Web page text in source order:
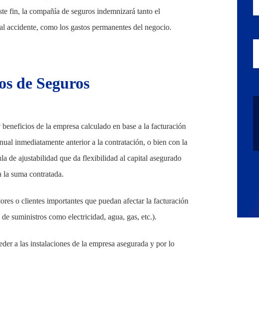
fin, la compañía de seguros indemnizará tanto el
accidente, como los gastos permanentes del negocio.
de Seguros
de la empresa calculado en base a la facturación
inmediatamente anterior a la contratación, o bien con la
de ajustabilidad que da flexibilidad al capital asegurado
suma contratada.
o clientes importantes que puedan afectar la facturación
suministros como electricidad, agua, gas, etc.).
a las instalaciones de la empresa asegurada y por lo